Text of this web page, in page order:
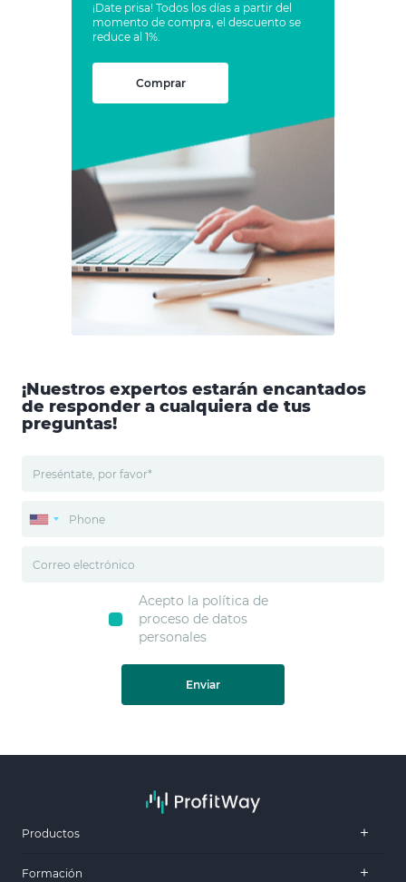
¡Date prisa! Todos los días a partir del
momento de compra, el descuento se
reduce al 1%.
Comprar
¡Nuestros expertos estarán encantados
de responder a cualquiera de tus
preguntas!
Acepto la política de
proceso de datos
personales
Enviar
Productos
Formación